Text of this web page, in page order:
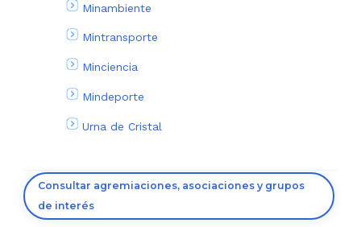
Minambiente
Mintransporte
Minciencia
Mindeporte
Urna de Cristal
Consultar agremiaciones, asociaciones y grupos
de interés